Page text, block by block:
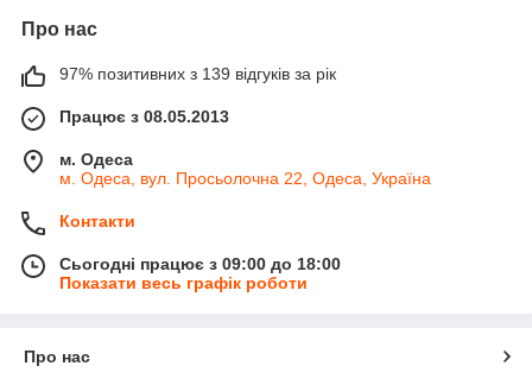
Про нас
97% позитивних з 139 відгуків за рік
Працює з 08.05.2013
м. Одеса
м. Одеса, вул. Просьолочна 22, Одеса, Україна
Контакти
Сьогодні працює з 09:00 до 18:00
Показати весь графік роботи
Про нас